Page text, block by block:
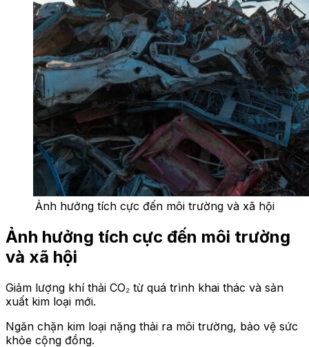
Ảnh hưởng tích cực đến môi trường và xã hội
Ảnh hưởng tích cực đến môi trường
và xã hội
Giảm lượng khí thải CO₂ từ quá trình khai thác và sản
xuất kim loại mới.
Ngăn chặn kim loại nặng thải ra môi trường, bảo vệ sức
khỏe cộng đồng.